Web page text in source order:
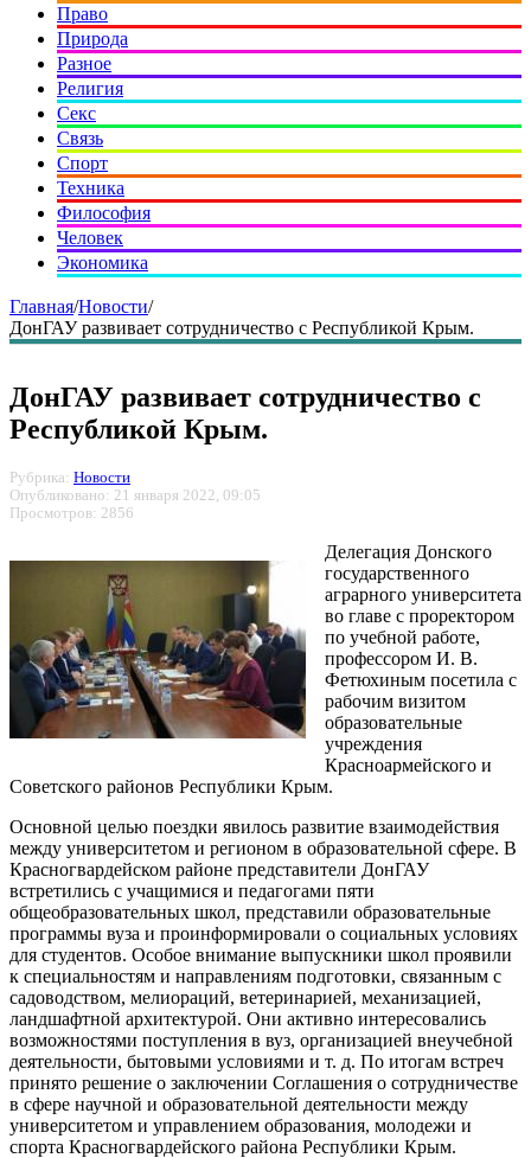
Право
Природа
Разное
Религия
Секс
Связь
Спорт
Техника
Философия
Человек
Экономика
Главная/Новости/
ДонГАУ развивает сотрудничество с Республикой Крым.
ДонГАУ развивает сотрудничество с
Республикой Крым.
Рубрика: Новости
Опубликовано: 21 января 2022, 09:05
Просмотров: 2856
Делегация Донского
государственного
аграрного университета
во главе с проректором
по учебной работе,
профессором И. В.
Фетюхиным посетила с
рабочим визитом
образовательные
учреждения
Красноармейского и
Советского районов Республики Крым.
Основной целью поездки явилось развитие взаимодействия
между университетом и регионом в образовательной сфере. В
Красногвардейском районе представители ДонГАУ
встретились с учащимися и педагогами пяти
общеобразовательных школ, представили образовательные
программы вуза и проинформировали о социальных условиях
для студентов. Особое внимание выпускники школ проявили
к специальностям и направлениям подготовки, связанным с
садоводством, мелиораций, ветеринарией, механизацией,
ландшафтной архитектурой. Они активно интересовались
возможностями поступления в вуз, организацией внеучебной
деятельности, бытовыми условиями и т. д. По итогам встреч
принято решение о заключении Соглашения о сотрудничестве
в сфере научной и образовательной деятельности между
университетом и управлением образования, молодежи и
спорта Красногвардейского района Республики Крым.